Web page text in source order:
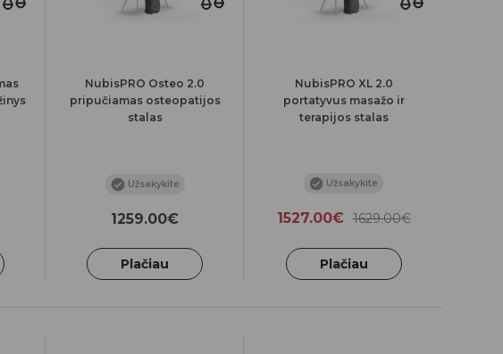
NubisPRO Osteo 2.0
pripučiamas osteopatijos
stalas
Užsakykite
1259.00€
Plačiau
NubisPRO XL 2.0
portatyvus masažo ir
terapijos stalas
Užsakykite
1527.00€ 1629.00€
Plačiau